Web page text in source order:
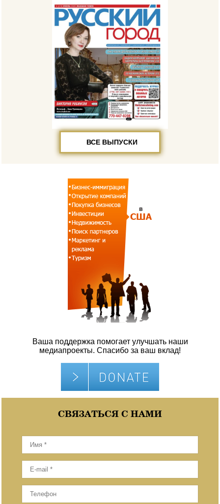
ВСЕ ВЫПУСКИ
Ваша поддержка помогает улучшать наши
медиапроекты. Спасибо за ваш вклад!
СВЯЗАТЬСЯ С НАМИ